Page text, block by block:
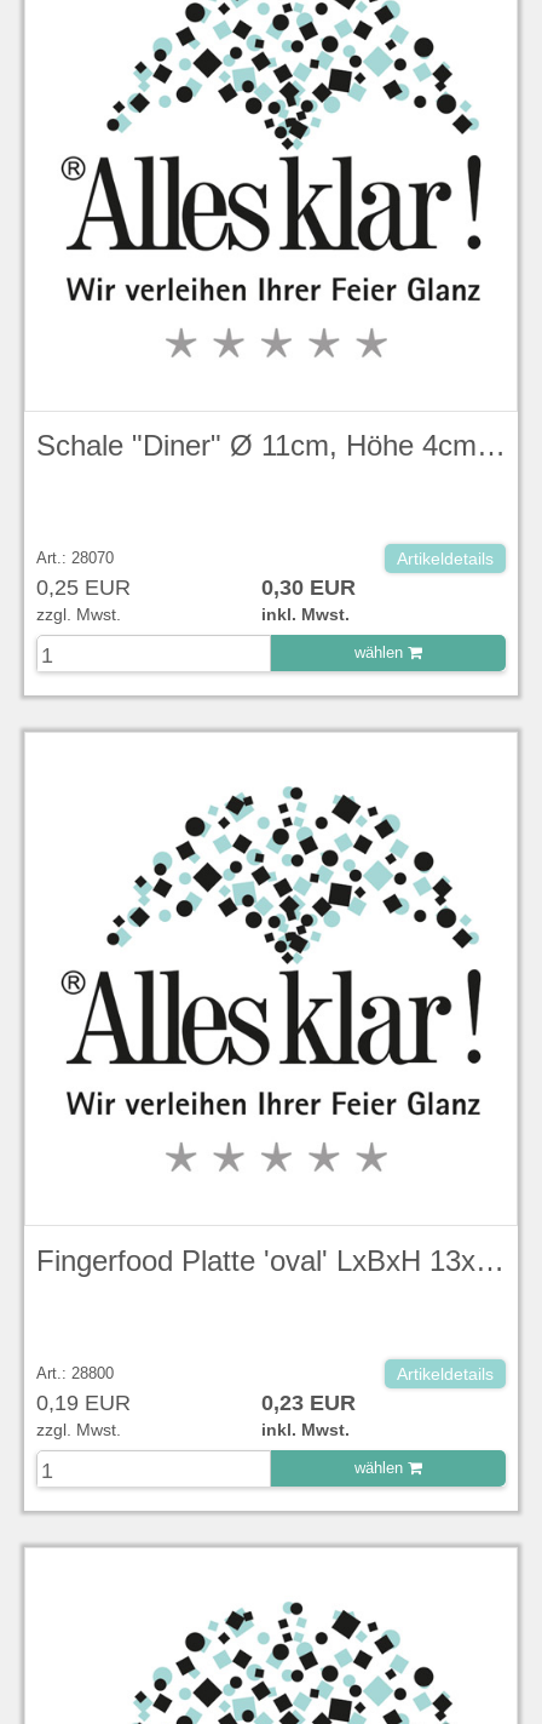
Schale "Diner" Ø 11cm, Höhe 4cm, 0,18l
Art.: 28070 Artikeldetails
0,25 EUR 0,30 EUR
zzgl. Mwst. inkl. Mwst.
wählen
zu Warenkorb hinzugefügt.
Fingerfood Platte 'oval' LxBxH 13x11x2 cm
Art.: 28800 Artikeldetails
0,19 EUR 0,23 EUR
zzgl. Mwst. inkl. Mwst.
wählen
zu Warenkorb hinzugefügt.